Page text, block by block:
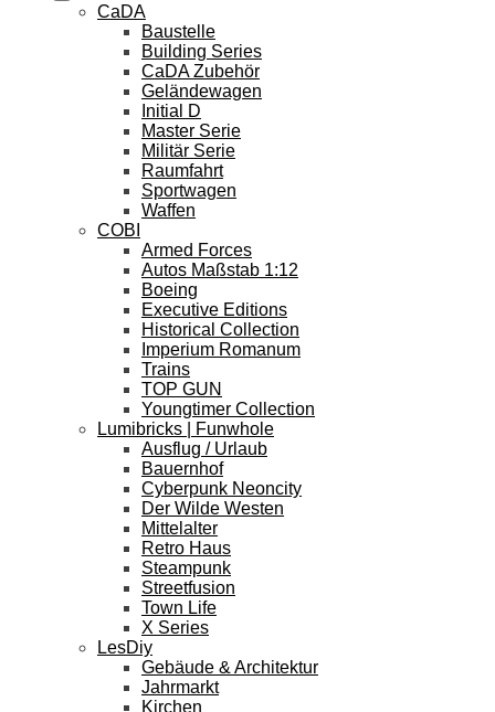
CaDA
Baustelle
Building Series
CaDA Zubehör
Geländewagen
Initial D
Master Serie
Militär Serie
Raumfahrt
Sportwagen
Waffen
COBI
Armed Forces
Autos Maßstab 1:12
Boeing
Executive Editions
Historical Collection
Imperium Romanum
Trains
TOP GUN
Youngtimer Collection
Lumibricks | Funwhole
Ausflug / Urlaub
Bauernhof
Cyberpunk Neoncity
Der Wilde Westen
Mittelalter
Retro Haus
Steampunk
Streetfusion
Town Life
X Series
LesDiy
Gebäude & Architektur
Jahrmarkt
Kirchen